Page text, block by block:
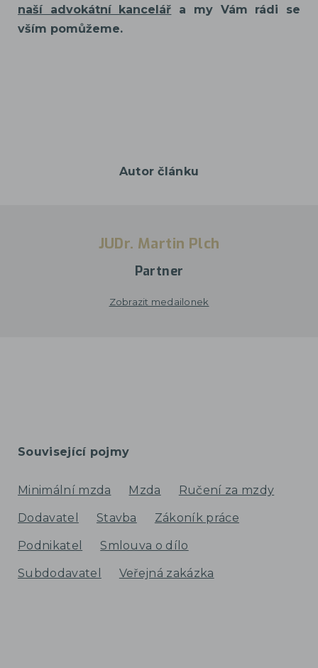
naší advokátní kancelář a my Vám rádi se
vším pomůžeme.
Autor článku
JUDr. Martin Plch
Partner
Zobrazit medailonek
Související pojmy
Minimální mzda Mzda Ručení za mzdy
Dodavatel Stavba Zákoník práce
Podnikatel Smlouva o dílo
Subdodavatel Veřejná zakázka